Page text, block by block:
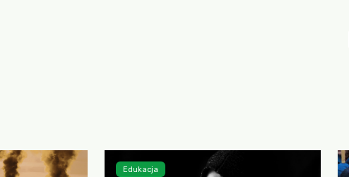
Edukacja